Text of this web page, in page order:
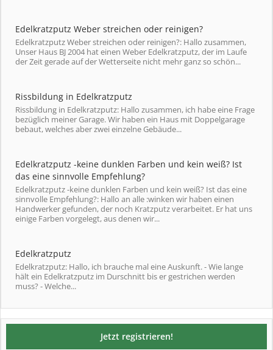
Edelkratzputz Weber streichen oder reinigen?
Edelkratzputz Weber streichen oder reinigen?: Hallo zusammen,
Unser Haus BJ 2004 hat einen Weber Edelkratzputz, der im Laufe
der Zeit gerade auf der Wetterseite nicht mehr ganz so schön...
Rissbildung in Edelkratzputz
Rissbildung in Edelkratzputz: Hallo zusammen, ich habe eine Frage
bezüglich meiner Garage. Wir haben ein Haus mit Doppelgarage
bebaut, welches aber zwei einzelne Gebäude...
Edelkratzputz -keine dunklen Farben und kein weiß? Ist
das eine sinnvolle Empfehlung?
Edelkratzputz -keine dunklen Farben und kein weiß? Ist das eine
sinnvolle Empfehlung?: Hallo an alle :winken wir haben einen
Handwerker gefunden, der noch Kratzputz verarbeitet. Er hat uns
einige Farben vorgelegt, aus denen wir...
Edelkratzputz
Edelkratzputz: Hallo, ich brauche mal eine Auskunft. - Wie lange
hält ein Edelkratzputz im Durschnitt bis er gestrichen werden
muss? - Welche...
Jetzt registrieren!